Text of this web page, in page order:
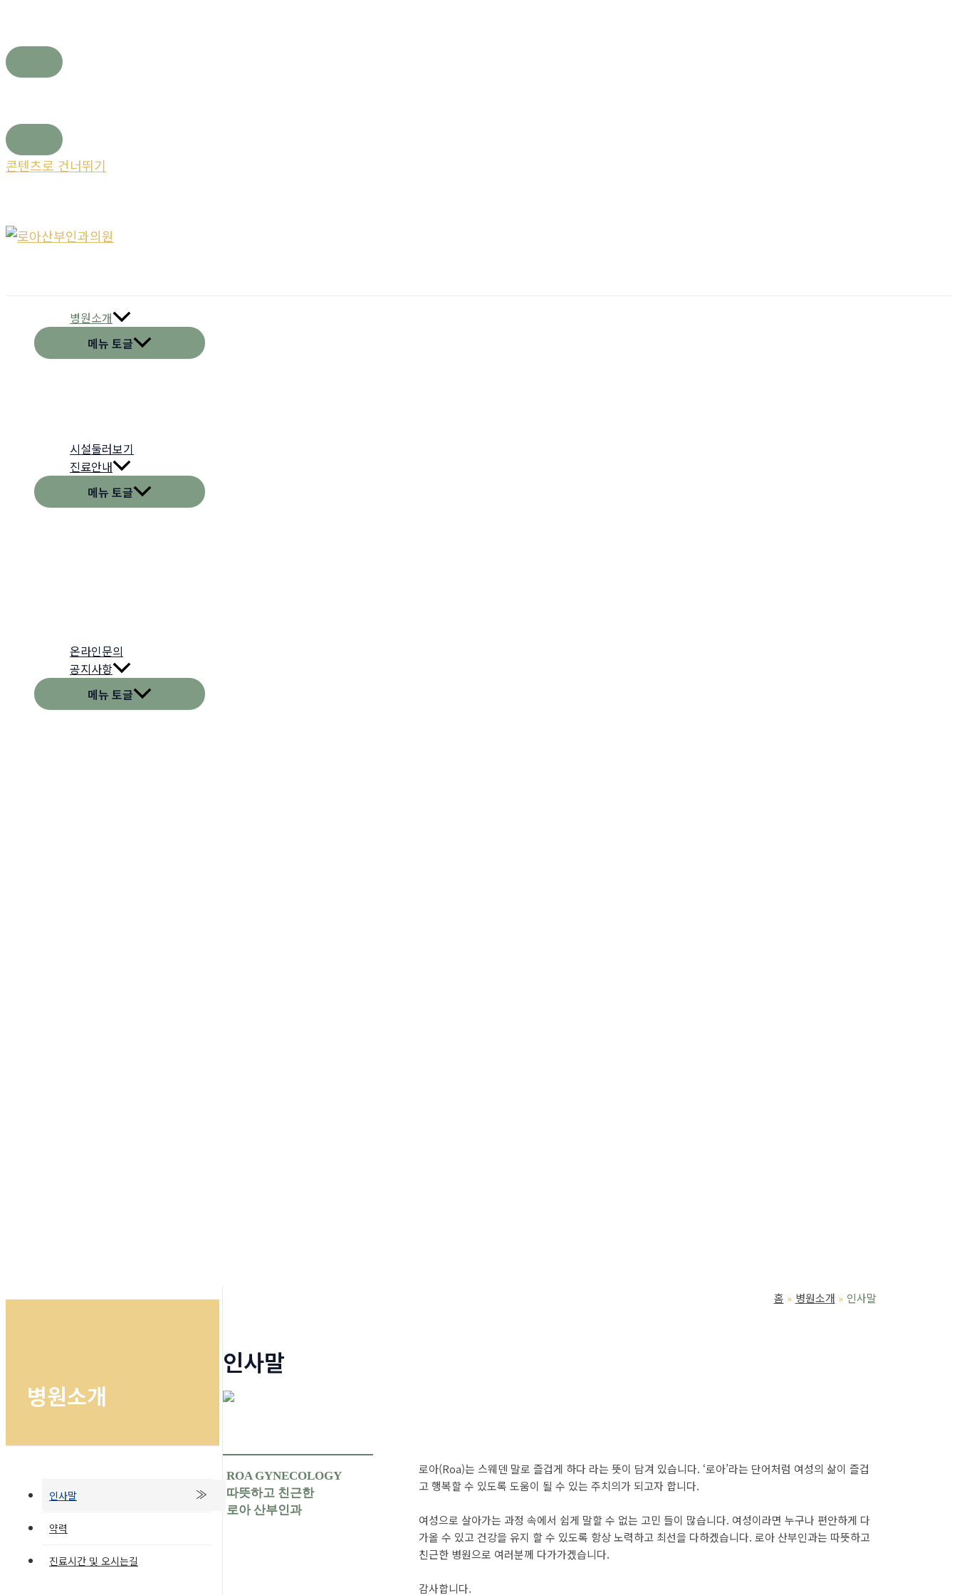
콘텐츠로 건너뛰기
병원소개
메뉴 토글
시설둘러보기
진료안내
메뉴 토글
온라인문의
공지사항
메뉴 토글
병원소개
인사말
약력
진료시간 및 오시는길
홈 병원소개 인사말
인사말
ROA GYNECOLOGY
따뜻하고 친근한
로아 산부인과
로아(Roa)는 스웨덴 말로 즐겁게 하다 라는 뜻이 담겨 있습니다. ‘로아’라는 단어처럼 여성의 삶이 즐겁
고 행복할 수 있도록 도움이 될 수 있는 주치의가 되고자 합니다.
여성으로 살아가는 과정 속에서 쉽게 말할 수 없는 고민 들이 많습니다. 여성이라면 누구나 편안하게 다
가올 수 있고 건강을 유지 할 수 있도록 항상 노력하고 최선을 다하겠습니다. 로아 산부인과는 따뜻하고
친근한 병원으로 여러분께 다가가겠습니다.
감사합니다.